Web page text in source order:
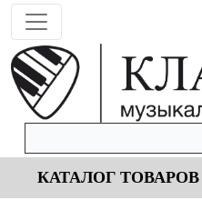
КАТАЛОГ ТОВАРОВ